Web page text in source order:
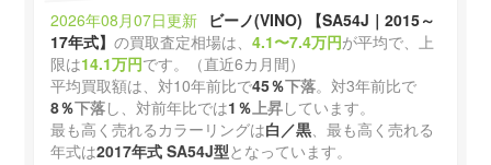
2026年08月07日更新 ビーノ(VINO) 【SA54J｜2015～
17年式】の買取査定相場は、4.1〜7.4万円が平均で、上
限は14.1万円です。（直近6カ月間）
平均買取額は、対10年前比で45％下落。対3年前比で
8％下落し、対前年比では1％ 上昇しています。
最も高く売れるカラーリングは白／黒 、最も高く売れる
年式は2017年式 SA54J型となっています。